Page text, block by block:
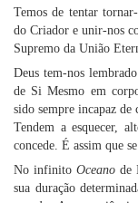
Temos de tentar
do Criador e unir-nos
Supremo da União
Deus tem-nos
de Si Mesmo em
sido sempre incapaz de
Tendem a esquecer,
concede. É assim que
No infinito Oceanode
sua duração